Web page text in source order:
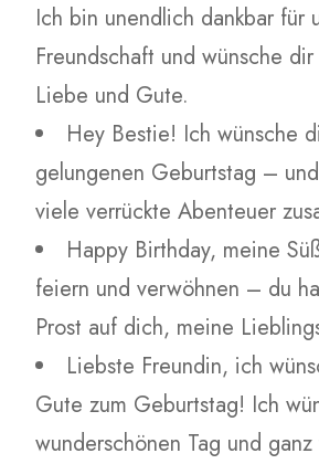
Ich bin unendlich dankbar für
Freundschaft und wünsche
Liebe und Gute.
Hey Bestie! Ich wünsche
gelungenen Geburtstag –
viele verrückte Abenteuer
Happy Birthday, meine
feiern und verwöhnen – du
Prost auf dich, meine
Liebste Freundin, ich
Gute zum Geburtstag! Ich
wunderschönen Tag und